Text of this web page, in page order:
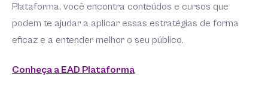
Plataforma, você encontra conteúdos e cursos que
podem te ajudar a aplicar essas estratégias de forma
eficaz e a entender melhor o seu público.
Conheça a EAD Plataforma